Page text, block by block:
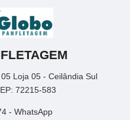
Loja 05 - Ceilândia Sul
72215-583
- WhatsApp